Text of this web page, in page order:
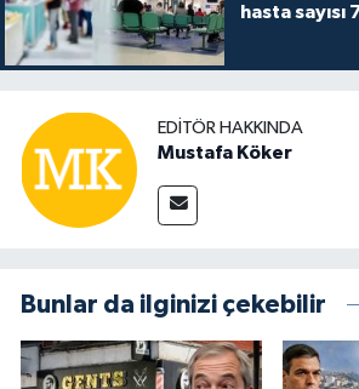
hasta sayısı
EDITÖR HAKKINDA
Mustafa Köker
Bunlar da ilginizi çekebilir